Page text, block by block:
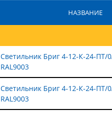
НАЗВАНИЕ
Светильник Бриг 4-12-К-24-ПТ/
RAL9003
Светильник Бриг 4-12-К-24-ПТ/
RAL9003